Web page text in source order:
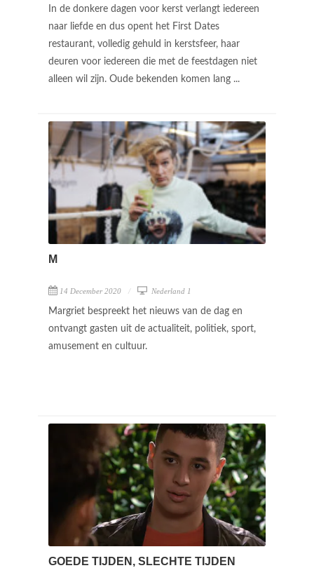
In de donkere dagen voor kerst verlangt iedereen
naar liefde en dus opent het First Dates
restaurant, volledig gehuld in kerstsfeer, haar
deuren voor iedereen die met de feestdagen niet
alleen wil zijn. Oude bekenden komen lang ...
M
14 December 2020 Nederland 1
Margriet bespreekt het nieuws van de dag en
ontvangt gasten uit de actualiteit, politiek, sport,
amusement en cultuur.
GOEDE TIJDEN, SLECHTE TIJDEN